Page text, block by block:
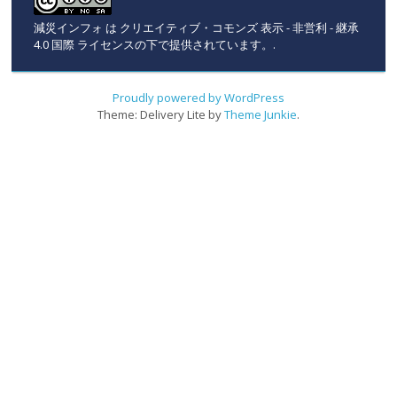
減災インフォ は クリエイティブ・コモンズ 表示 - 非営利 - 継承
4.0 国際 ライセンスの下で提供されています。 .
Proudly powered by WordPress
Theme: Delivery Lite byTheme Junkie.